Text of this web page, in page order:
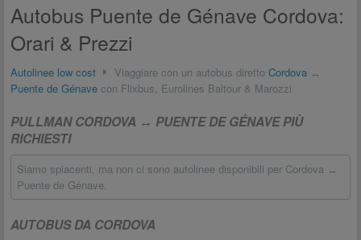
Autobus Puente de Génave Cordova:
Orari & Prezzi
Autolinee low cost Viaggiare con un autobus diretto Cordova ↔
Puente de Génave con Flixbus, Eurolines Baltour & Marozzi
PULLMAN CORDOVA ↔ PUENTE DE GÉNAVE PIÙ
RICHIESTI
Siamo spiacenti, ma non ci sono autolinee disponibili per Cordova ↔
Puente de Génave.
AUTOBUS DA CORDOVA